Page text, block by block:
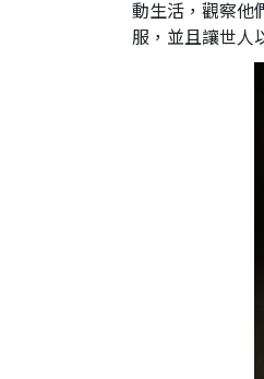
動生活，觀察他
服，並且讓世人